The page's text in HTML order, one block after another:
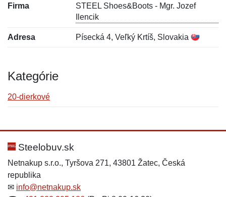
Firma
STEEL Shoes&Boots - Mgr. Jozef
Ilencik
Adresa Písecká 4, Veľký Krtíš, Slovakia
Kategórie
20-dierkové
Hodnotenie:
Meno:*
Meno:
E-mail:*
Steelobuv.sk
Netnakup s.r.o., Tyršova 271, 43801 Žatec, Česká
republika
✉ info@netnakup.sk